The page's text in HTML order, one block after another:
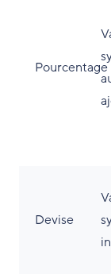
Pourcentage
Devise